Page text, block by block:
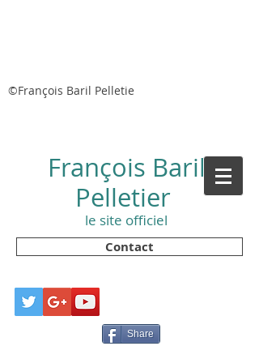
©François Baril Pelletie
François Baril
Pelletier
le site officiel
Contact
Share